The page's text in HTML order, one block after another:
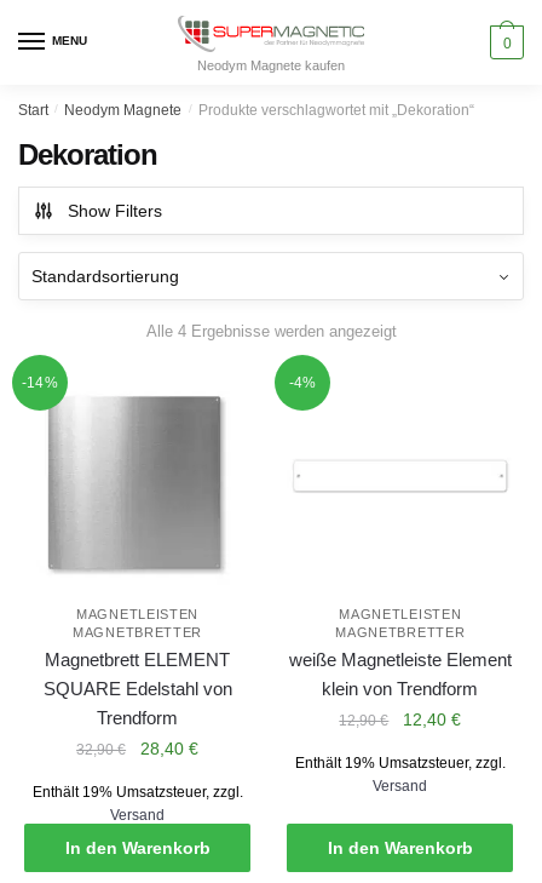
MENU
Neodym Magnete kaufen
0
Start / Neodym Magnete / Produkte verschlagwortet mit „Dekoration“
Dekoration
Show Filters
Alle 4 Ergebnisse werden angezeigt
-14%
MAGNETLEISTEN
MAGNETBRETTER
Magnetbrett ELEMENT
SQUARE Edelstahl von
Trendform
32,90€
Ursprünglicher
war:
32,90 €
28,40€Aktueller
ist:
28,40 €.
Enthält 19% Umsatzsteuer, zzgl.
Versand
In den Warenkorb
-4%
MAGNETLEISTEN
MAGNETBRETTER
weiße Magnetleiste Element
klein von Trendform
12,90€
Ursprünglicher
war:
12,90 €
12,40€Aktueller
ist:
Enthält 19% Umsatzsteuer, zzgl.
Versand
In den Warenkorb